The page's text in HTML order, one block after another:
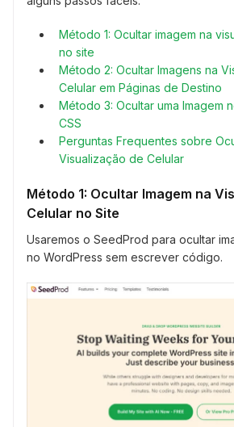
Método 1: Ocultar imagem na
no site
Método 2: Ocultar Imagens na
Celular em Páginas de Destino
Método 3: Ocultar uma Imagem
CSS
Perguntas Frequentes sobre
Visualização de Celular
Método 1: Ocultar Imagem na
Celular no Site
Usaremos o SeedProd para ocultar
no WordPress sem escrever código.